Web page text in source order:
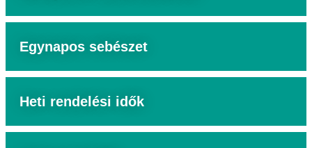
Egynapos sebészet
Heti rendelési idők